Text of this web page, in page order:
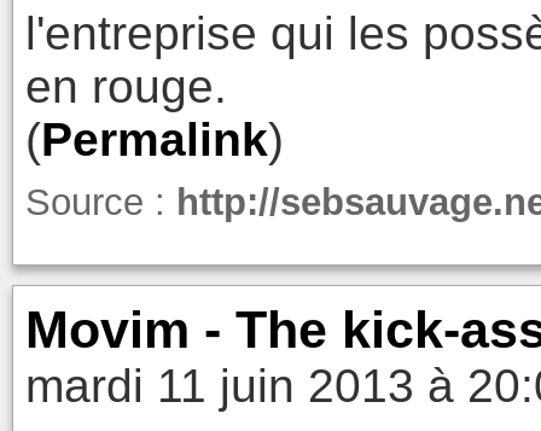
l'entreprise qui les
en rouge.
(Permalink)
Source : http://
Movim - The kick-
mardi 11 juin 2013 à